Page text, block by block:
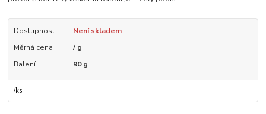
Dostupnost
Není skladem
Měrná cena
/ g
Balení
90 g
/ks